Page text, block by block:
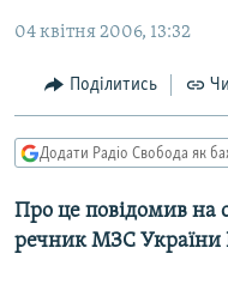
УКРАЇНА
СВІТ
СХЕМИ
КИТАЙ.ВИКЛИКИ
ФОТО
04 квітня 2006, 13:32
Поділитись
Додати Радіо Свобода як
Про це повідомив на
речник МЗС України